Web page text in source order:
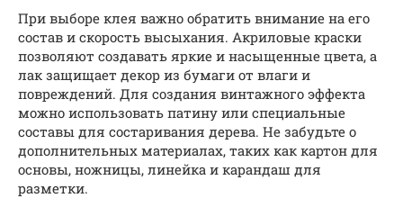
При выборе клея важно обратить внимание на его
состав и скорость высыхания. Акриловые краски
позволяют создавать яркие и насыщенные цвета, а
лак защищает декор из бумаги от влаги и
повреждений. Для создания винтажного эффекта
можно использовать патину или специальные
составы для состаривания дерева. Не забудьте о
дополнительных материалах, таких как картон для
основы, ножницы, линейка и карандаш для
разметки.